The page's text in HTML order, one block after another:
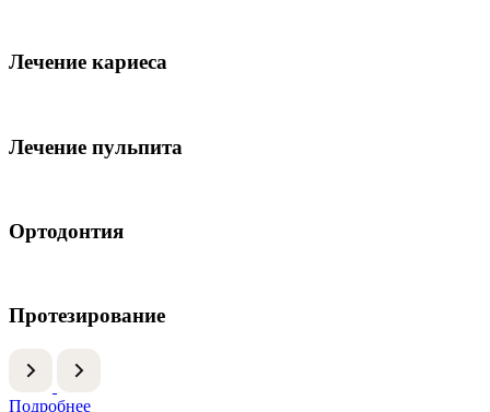
Лечение кариеса
Лечение пульпита
Ортодонтия
Протезирование
Подробнее